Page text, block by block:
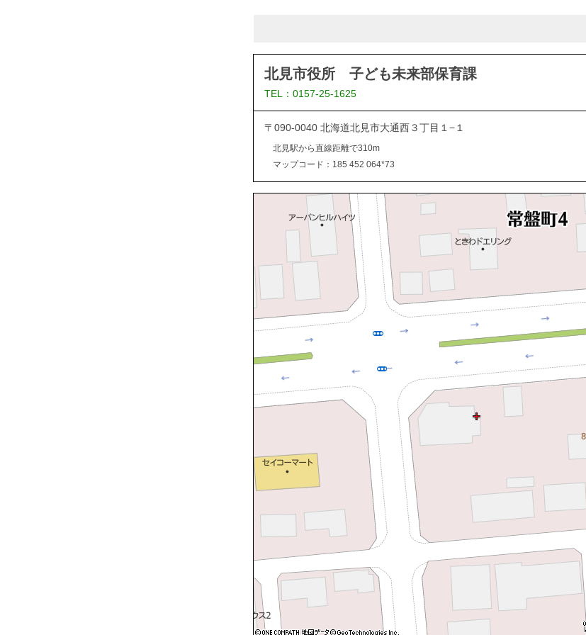
北見市役所 子ども未来部保育課
TEL：0157-25-1625
〒090-0040 北海道北見市大通西３丁目１−１
北見駅から直線距離で310m
マップコード：185 452 064*73